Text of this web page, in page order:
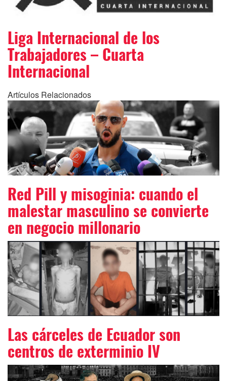
Liga Internacional de los
Trabajadores – Cuarta
Internacional
Artículos Relacionados
Red Pill y misoginia: cuando el
malestar masculino se convierte
en negocio millonario
Las cárceles de Ecuador son
centros de exterminio IV